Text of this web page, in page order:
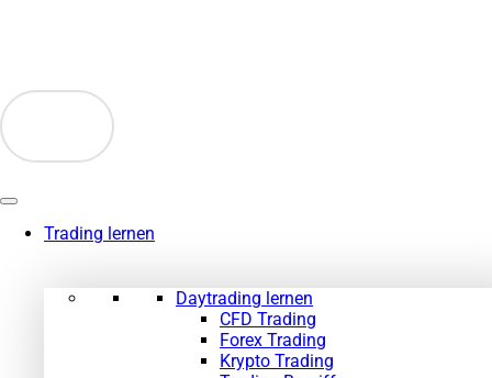
Trading lernen
Daytrading lernen
CFD Trading
Forex Trading
Krypto Trading